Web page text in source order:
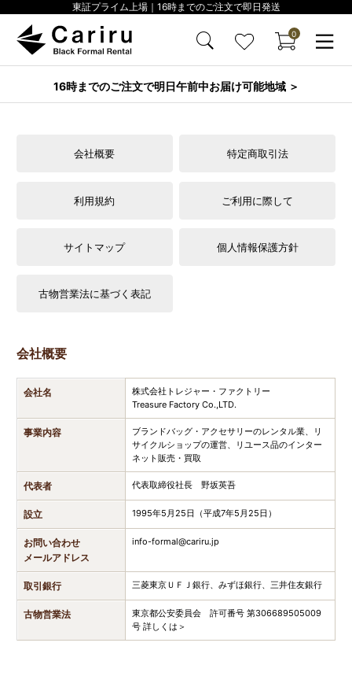
東証プライム上場｜16時までのご注文で即日発送
0
16時までのご注文で明日午前中お届け可能地域 ＞
会社概要 特定商取引法
利用規約 ご利用に際して
サイトマップ 個人情報保護方針
古物営業法に基づく表記
会社概要
会社名
株式会社トレジャー・ファクトリー
Treasure Factory Co.,LTD.
事業内容
ブランドバッグ・アクセサリーのレンタル業、リ
サイクルショップの運営、リユース品のインター
ネット販売・買取
代表者 代表取締役社長 野坂英吾
設立 1995年5月25日（平成7年5月25日）
お問い合わせ
メールアドレス
info-formal@cariru.jp
取引銀行 三菱東京ＵＦＪ銀行、みずほ銀行、三井住友銀行
古物営業法
東京都公安委員会 許可番号 第306689505009
号詳しくは＞